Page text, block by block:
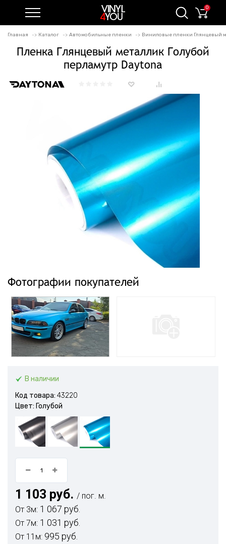
0
Главная Каталог Автомобильные пленки Виниловые пленки Глянцевый
Пленка Глянцевый металлик Голубой
перламутр Daytona
Фотографии покупателей
В наличии
Код товара: 43220
Цвет: Голубой
1 103 руб. / пог. м.
От 3м: 1 067 руб.
От 7м: 1 031 руб.
От 11м: 995 руб.